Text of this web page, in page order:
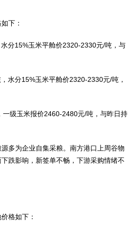
下：
分15%玉米平舱价2320-2330元/吨，与
分15%玉米平舱价2320-2330元/吨，
级玉米报价2460-2480元/吨，与昨日持
多为企业自集采粮。南方港口上周谷物
跌影响，新签单不畅，下游采购情绪不
格如下：